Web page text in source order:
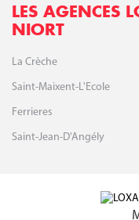
LES AGENCES
NIORT
La Crèche
Saint-Maixent-L'Ecole
Ferrieres
Saint-Jean-D'Angély